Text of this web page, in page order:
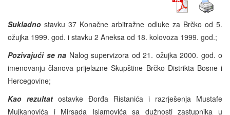
Sukladno stavku 37 Konačne arbitražne odluke za Brčko od 5.
ožujka 1999. god. i stavku 2 Aneksa od 18. kolovoza 1999. god.;
Pozivajući se na Nalog supervizora od 21. ožujka 2000. god. o
imenovanju članova prijelazne Skupštine Brčko Distrikta Bosne i
Hercegovine;
Kao rezultat ostavke Đorđa Ristanića i razrješenja Mustafe
Mujkanovića i Mirsada Islamovića sa dužnosti zastupnika u